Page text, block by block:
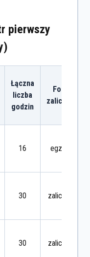
pierwszy
Łączna
liczba
godzin
Forma
zaliczenia
16 egzamin
30 zaliczenie
30 zaliczenie